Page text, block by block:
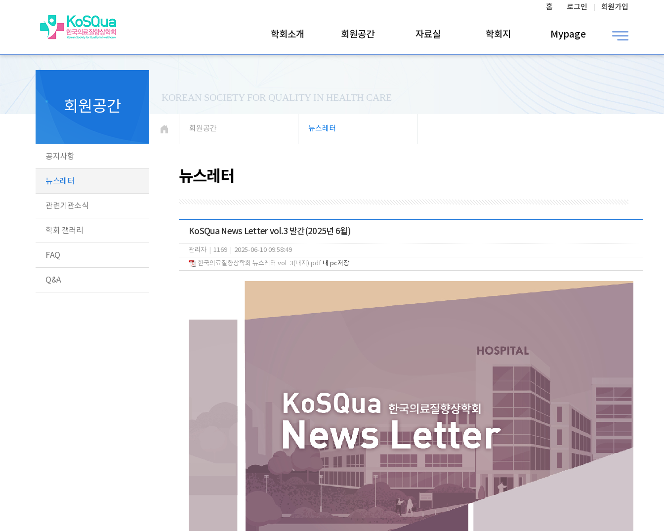
홈 로그인 회원가입
학회소개 회원공간 자료실 학회지 Mypage
KOREAN SOCIETY FOR QUALITY IN HEALTH CARE
회원공간 뉴스레터
회원공간
공지사항
뉴스레터
관련기관소식
학회 갤러리
FAQ
Q&A
뉴스레터
KoSQua News Letter vol.3 발간(2025년 6월)
관리자 1169
2025-06-10 09:58:49
한국의료질향상학회 뉴스레터 vol_3(내지).pdf 내 pc저장